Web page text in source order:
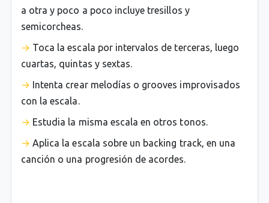
a otra y poco a poco incluye tresillos y
semicorcheas.
Toca la escala por intervalos de terceras, luego
cuartas, quintas y sextas.
Intenta crear melodías o grooves improvisados
con la escala.
Estudia la misma escala en otros tonos.
Aplica la escala sobre un backing track, en una
canción o una progresión de acordes.